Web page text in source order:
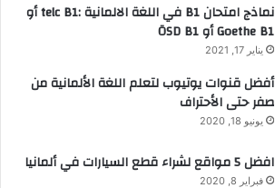
نماذج امتحان B1 في اللغة الالمانية :telc B1 أو
Goethe B1 أو ÖSD B1
يناير 17, 2021
أفضل قنوات يوتيوب لتعلم اللغة الألمانية من
صفر حتى الأحتراف
يونيو 18, 2020
افضل 5 مواقع لشراء قطع السيارات في ألمانيا
فبراير 8, 2020